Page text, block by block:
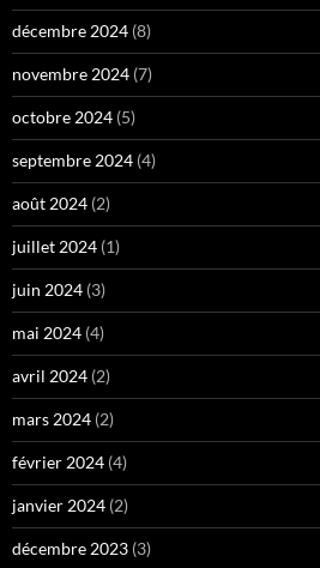
décembre 2024 (8)
novembre 2024 (7)
octobre 2024 (5)
septembre 2024 (4)
août 2024 (2)
juillet 2024 (1)
juin 2024 (3)
mai 2024 (4)
avril 2024 (2)
mars 2024 (2)
février 2024 (4)
janvier 2024 (2)
décembre 2023 (3)